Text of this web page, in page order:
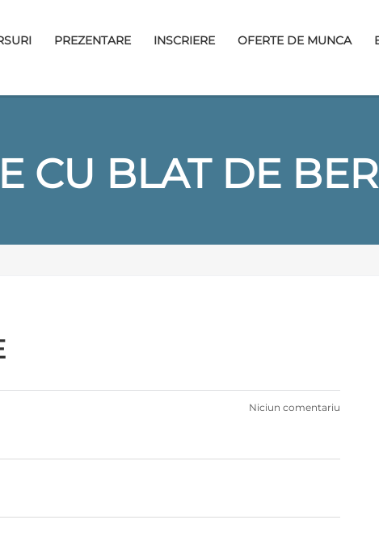
PREZENTARE INSCRIERE OFERTE DE MUNCA
CU BLAT DE
Niciun comentariu